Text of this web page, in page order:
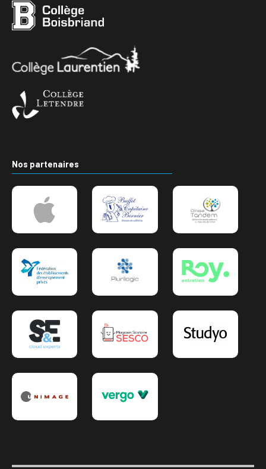
Nos partenaires